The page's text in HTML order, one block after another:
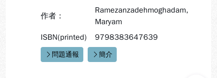
作者：
Ramezanzadehmoghadam,
Maryam
ISBN(printed)
9798383647639
快速連結：
問題通報 簡介